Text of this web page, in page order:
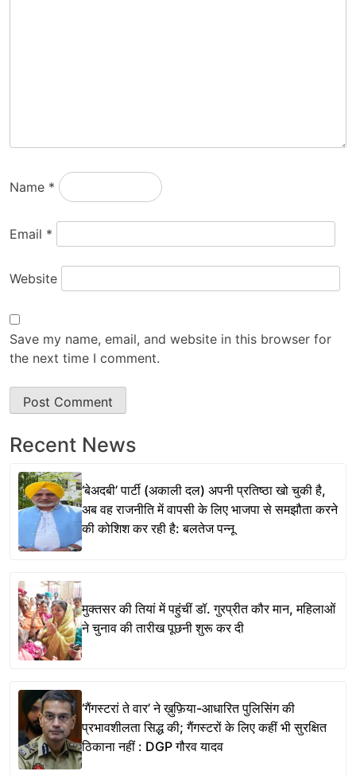
Name *
Email *
Website
Save my name, email, and website in this browser for
the next time I comment.
Recent News
‘बेअदबी’ पार्टी (अकाली दल) अपनी प्रतिष्ठा खो चुकी है,
अब वह राजनीति में वापसी के लिए भाजपा से समझौता करने
की कोशिश कर रही है: बलतेज पन्नू
मुक्तसर की तियां में पहुंचीं डॉ. गुरप्रीत कौर मान, महिलाओं
ने चुनाव की तारीख पूछनी शुरू कर दी
‘गैंगस्टरां ते वार’ ने ख़ुफ़िया-आधारित पुलिसिंग की
प्रभावशीलता सिद्ध की; गैंगस्टरों के लिए कहीं भी सुरक्षित
ठिकाना नहीं : DGP गौरव यादव